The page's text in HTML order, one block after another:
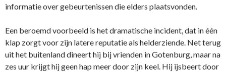
informatie over gebeurtenissen die elders plaatsvonden.
Een beroemd voorbeeld is het dramatische incident, dat in één
klap zorgt voor zijn latere reputatie als helderziende. Net terug
uit het buitenland dineert hij bij vrienden in Gotenburg, maar na
zes uur krijgt hij geen hap meer door zijn keel. Hij ijsbeert door